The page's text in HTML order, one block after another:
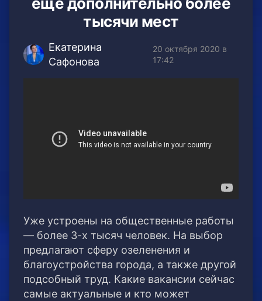
тысячи мест
Екатерина
Сафонова
20 октября 2020 в
17:42
Уже устроены на общественные работы
— более 3-х тысяч человек. На выбор
предлагают сферу озеленения и
благоустройства города, а также другой
подсобный труд. Какие вакансии сейчас
самые актуальные и кто может